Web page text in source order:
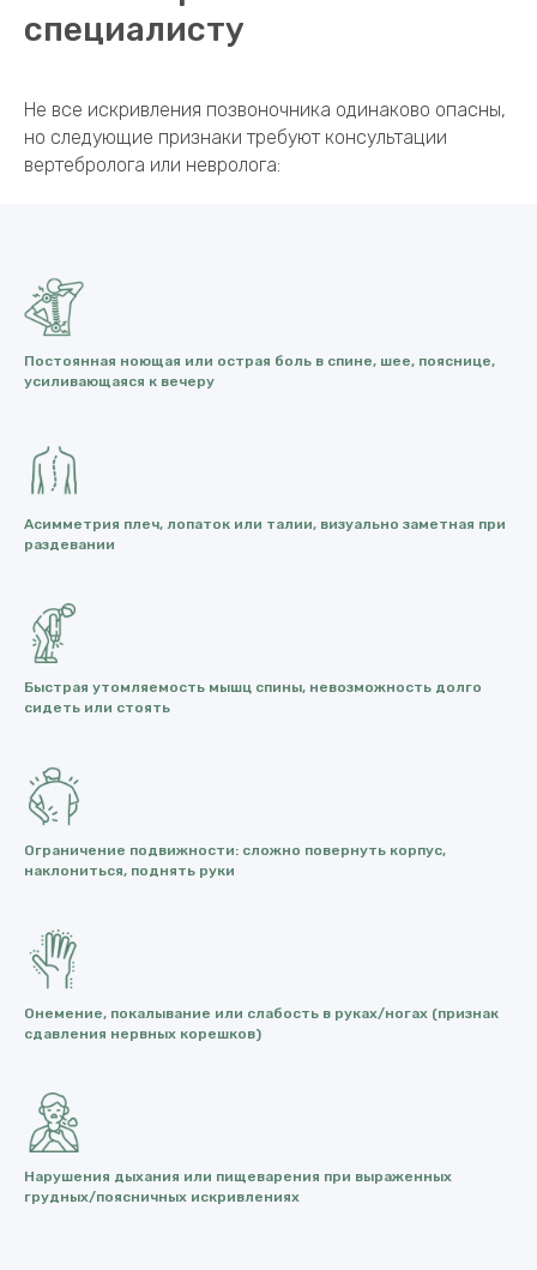
специалисту
Не все искривления позвоночника одинаково опасны,
но следующие признаки требуют консультации
вертебролога или невролога:
Постоянная ноющая или острая боль в спине, шее, пояснице,
усиливающаяся к вечеру
Асимметрия плеч, лопаток или талии, визуально заметная при
раздевании
Быстрая утомляемость мышц спины, невозможность долго
сидеть или стоять
Ограничение подвижности: сложно повернуть корпус,
наклониться, поднять руки
Онемение, покалывание или слабость в руках/ногах (признак
сдавления нервных корешков)
Нарушения дыхания или пищеварения при выраженных
грудных/поясничных искривлениях